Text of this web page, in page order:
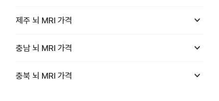
제주 뇌 MRI 가격 keyboard_arrow_down
충남 뇌 MRI 가격 keyboard_arrow_down
충북 뇌 MRI 가격 keyboard_arrow_down